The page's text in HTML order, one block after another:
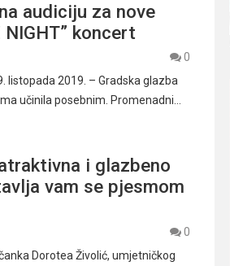
audiciju za nove
koncert
0
listopada 2019. – Gradska glazba
učinila posebnim. Promenadni…
i glazbeno
vam se pjesmom
0
Dorotea Živolić, umjetničkog